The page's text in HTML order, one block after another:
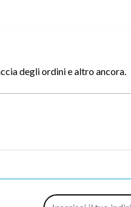
degli ordini e altro ancora.
Indirizzo e-mail